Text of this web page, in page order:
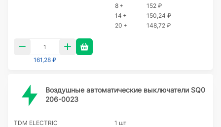
8 +
152 ₽
14 +
150,24 ₽
20 +
148,72 ₽
161,28 ₽
Воздушные автоматические выключатели SQ0
206-0023
TDM ELECTRIC 1 шт